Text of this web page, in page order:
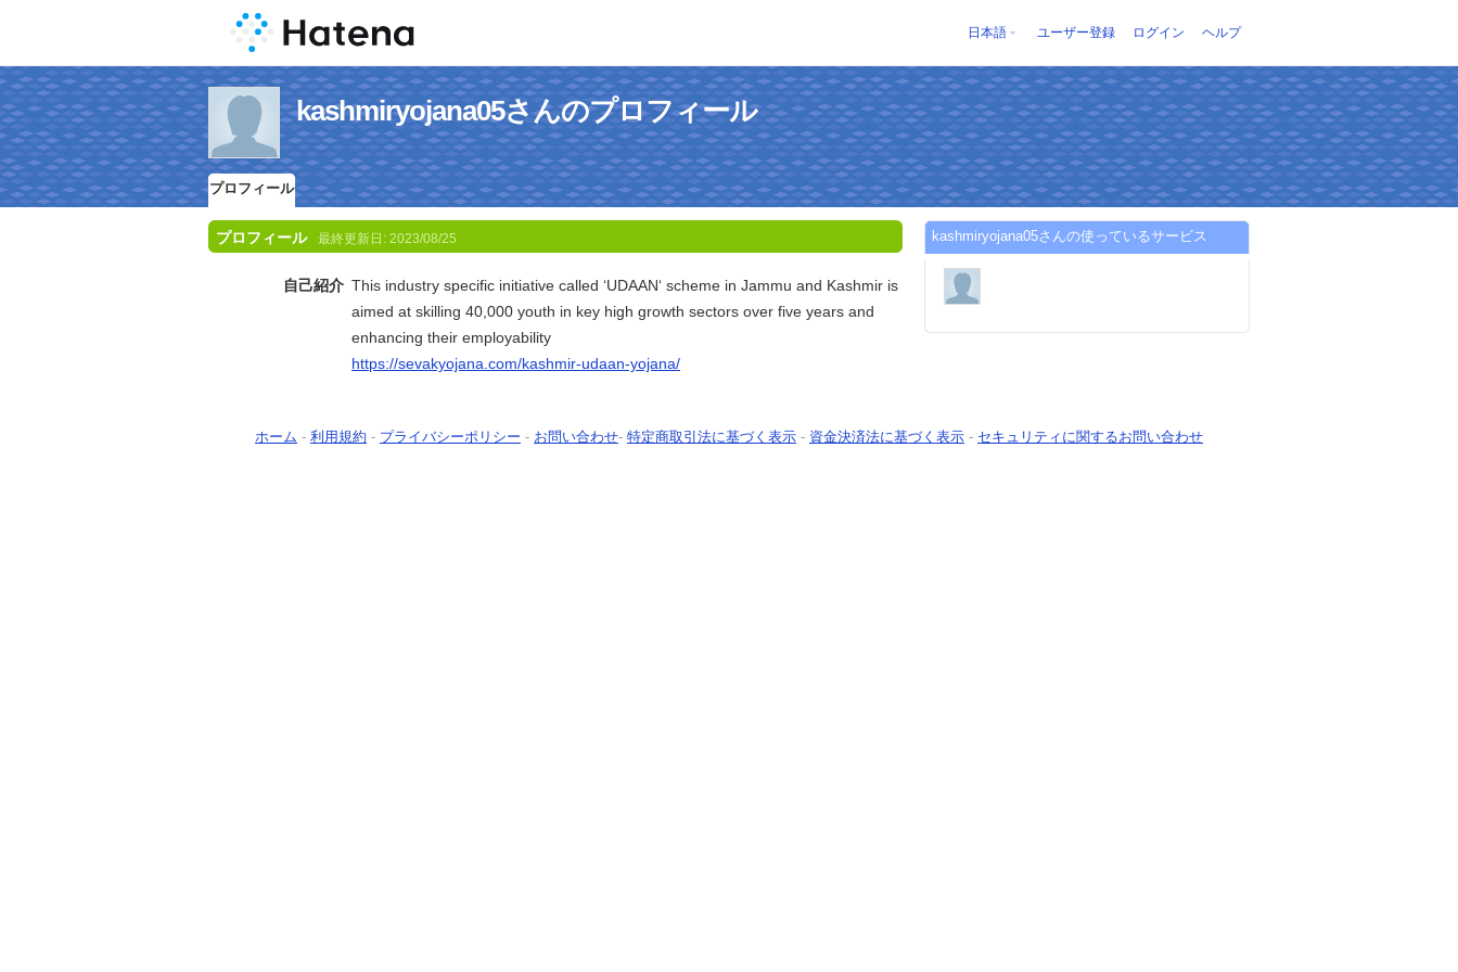
日本語 ユーザー登録 ログイン ヘルプ
kashmiryojana05さんのプロフィール
プロフィール
プロフィール 最終更新日: 2023/08/25
自己紹介 This industry specific initiative called ‘UDAAN‘ scheme in Jammu and Kashmir is
aimed at skilling 40,000 youth in key high growth sectors over five years and
enhancing their employability
https://sevakyojana.com/kashmir-udaan-yojana/
kashmiryojana05さんの使っているサービス
ホーム - 利用規約 - プライバシーポリシー - お問い合わせ- 特定商取引法に基づく表示 - 資金決済法に基づく表示 - セキュリティに関するお問い合わせ